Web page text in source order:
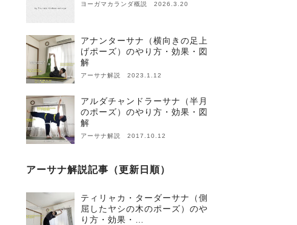
ヨーガマカランダ概説 2026.3.20
アナンターサナ（横向きの足上
げポーズ）のやり方・効果・図
解
アーサナ解説 2023.1.12
アルダチャンドラーサナ（半月
のポーズ）のやり方・効果・図
解
アーサナ解説 2017.10.12
アーサナ解説記事（更新日順）
ティリャカ・ターダーサナ（側
屈したヤシの木のポーズ）のや
り方・効果・…